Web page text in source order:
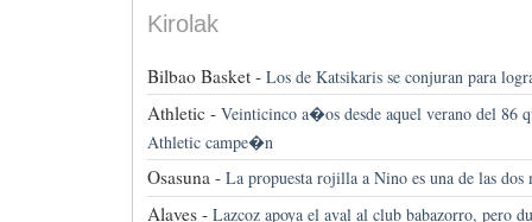
Kirolak
Bilbao Basket - Los de Katsikaris se conjuran para
Athletic - Veinticinco a�os desde aquel verano del
Athletic campe�n
Osasuna - La propuesta rojilla a Nino es una de las dos
Alaves - Lazcoz apoya el aval al club babazorro, pero